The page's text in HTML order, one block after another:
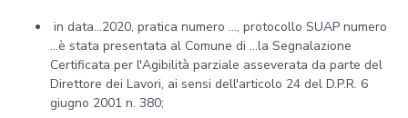
in data...2020, pratica numero ..., protocollo SUAP numero
...è stata presentata al Comune di ...la Segnalazione
Certificata per l'Agibilità parziale asseverata da parte del
Direttore dei Lavori, ai sensi dell'articolo 24 del D.P.R. 6
giugno 2001 n. 380;